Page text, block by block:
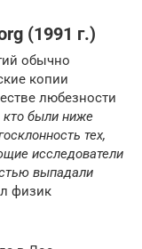
(1991 г.)
обычно
копии
любезности
кто были ниже
тех,
исследователи
выпадали
физик